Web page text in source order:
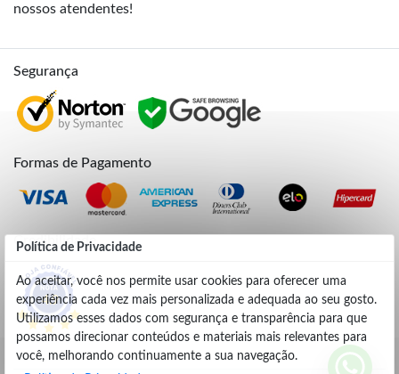
Política de Privacidade
Ao aceitar, você nos permite usar cookies para oferecer uma
experiência cada vez mais personalizada e adequada ao seu gosto.
Utilizamos esses dados com segurança e transparência para que
possamos direcionar conteúdos e materiais mais relevantes para
você, melhorando continuamente a sua navegação.
nossos atendentes!
Segurança
Formas de Pagamento
Credibilidade
4.9